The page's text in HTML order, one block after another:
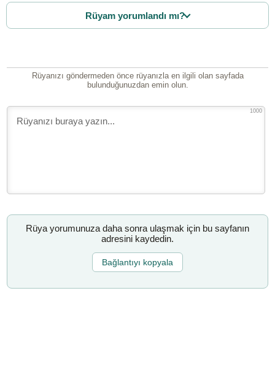
Rüyam yorumlandı mı?
Rüyanızı göndermeden önce rüyanızla en ilgili olan sayfada
bulunduğunuzdan emin olun.
1000
Rüya yorumunuza daha sonra ulaşmak için bu sayfanın
adresini kaydedin.
Bağlantıyı kopyala